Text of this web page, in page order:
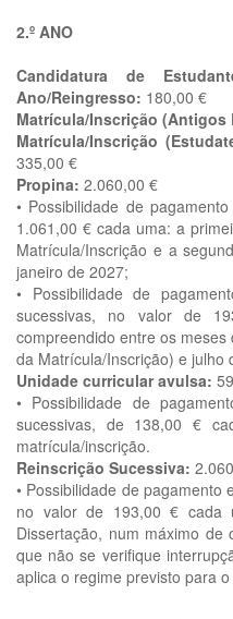
2.º ANO
Candidatura de
Ano/Reingresso: 180,00 €
Matrícula/Inscrição (Antigos
Matrícula/Inscrição
335,00 €
Propina: 2.060,00 €
• Possibilidade de
1.061,00 € cada uma: a
Matrícula/Inscrição e a
janeiro de 2027;
• Possibilidade de
sucessivas, no valor de
compreendido entre os
da Matrícula/Inscrição) e julho
Unidade curricular avulsa:
• Possibilidade de
sucessivas, de 138,00 €
matrícula/inscrição.
Reinscrição Sucessiva:
• Possibilidade de pagamento
no valor de 193,00 €
Dissertação, num máximo de
que não se verifique
aplica o regime previsto para